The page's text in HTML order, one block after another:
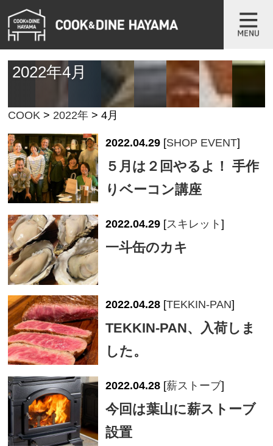
2022年4月
COOK > 2022年 >4月
2022.04.29 [SHOP EVENT]
５月は２回やるよ！ 手作
りベーコン講座
2022.04.29 [スキレット]
一斗缶のカキ
2022.04.28 [TEKKIN-PAN]
TEKKIN-PAN、入荷しま
した。
2022.04.28 [薪ストーブ]
今回は葉山に薪ストーブ
設置